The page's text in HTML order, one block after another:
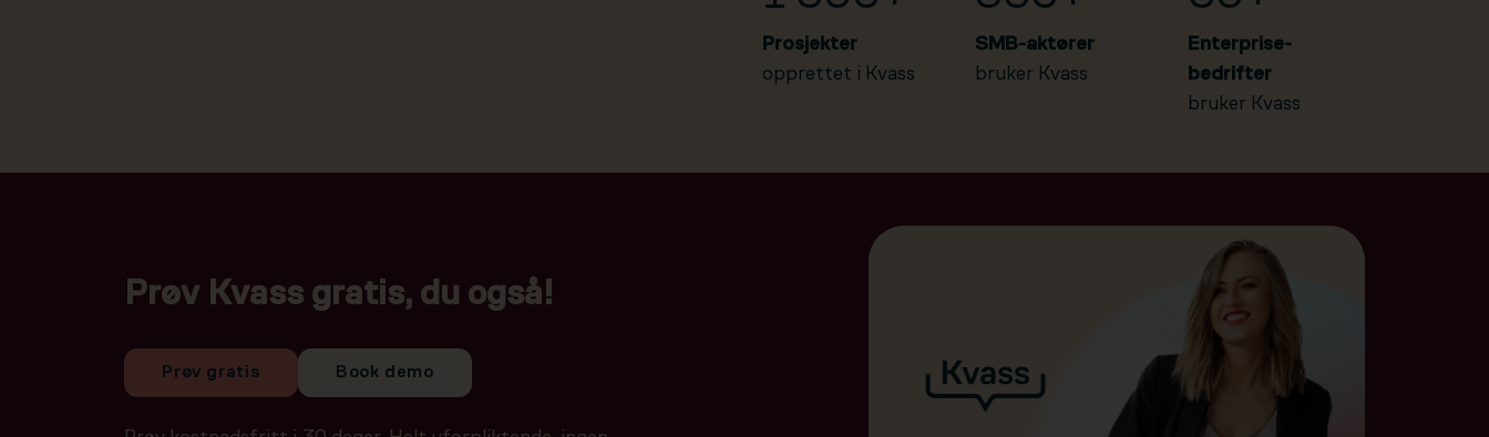
Prosjekter
opprettet i Kvass
SMB-aktører
bruker Kvass
Enterprise-
bedrifter
bruker Kvass
Prøv Kvass gratis, du også!
Prøv gratis Book demo